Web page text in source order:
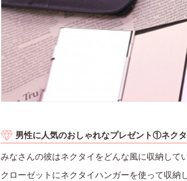
男性に人気のおしゃれなプレゼント①ネク
みなさんの彼はネクタイをどんな風に収納して
クローゼットにネクタイハンガーを使って収